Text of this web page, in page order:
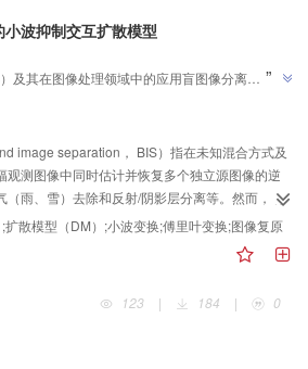
attention module，GGCA），促进颜色空间
，并有效抑制低光图像中的噪声。结合多种空
合注意力模块（multi-scale dilated fusion
实现更精细化地亮度恢复。最后通过色彩转换和
在提升亮度的同时保留了更多图像细节，解决
色彩失真的难题。结果将本文方法与RetinexNet
开数据集、2个极端低光数据集和5个无配对数
，本文算法的峰值信噪比（peak signal-to-
dB，在LOLv1数据集上的峰值信噪比
能够有效恢复亮度和色彩，在解决色偏和
好地调整光照、抑制噪声，实现高质量视觉增
考虑了计算复杂度与模型规模在实际应用中的需
经典图像增强方法以及近年来性能突出的先进
波抑制交互扩散模型
及其在图像处理领域中的应用盲图像分离
在复杂图像分离任务中，基于统计约束的算法存
”
image separation， BIS）指在未知混合方式及
观测图像中同时估计并恢复多个独立源图像的逆
（雨、雪）去除和反射/阴影层分离等。然而，现
或基于卷积神经网络（convolutional neural
网络（generative adversarial network，GAN）
源图像复杂且多变的特征分布，导致在强噪声、
的情况下出现源图像分离估计偏差、纹理失真
文创新性地将扩散模型引入双通道盲图像分离，
利用扩散模型学习源图像的特征分布，实现
扩散模型（DM）;小波变换;傅里叶变换;图像复原
123
| 184 | 0